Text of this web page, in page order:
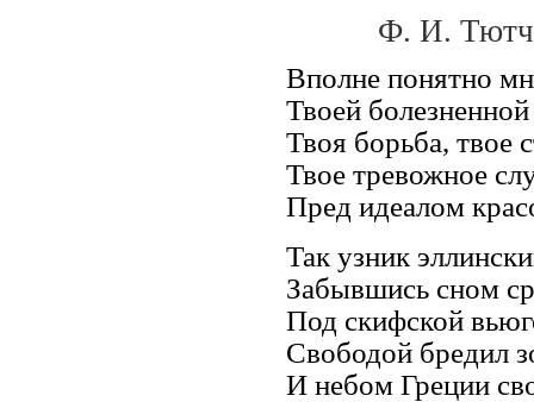
Ф. И.
Вполне понятно
Твоей
Твоя борьба, твое
Твое тревожное
Пред идеалом
Так узник
Забывшись сном
Под скифской
Свободой бредил
И небом Греции